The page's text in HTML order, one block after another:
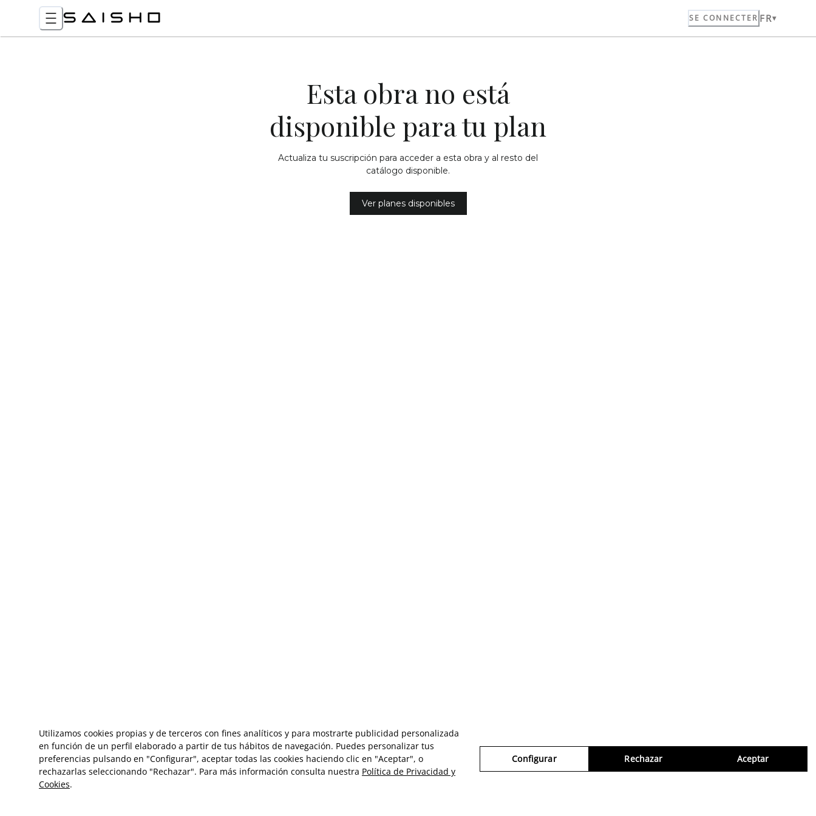
SE CONNECTER FR
Esta obra no está
disponible para tu plan
Actualiza tu suscripción para acceder a esta obra y al resto del
catálogo disponible.
Ver planes disponibles
Utilizamos cookies propias y de terceros con fines analíticos y para mostrarte publicidad personalizada
en función de un perfil elaborado a partir de tus hábitos de navegación. Puedes personalizar tus
preferencias pulsando en "Configurar", aceptar todas las cookies haciendo clic en "Aceptar", o
rechazarlas seleccionando "Rechazar". Para más información consulta nuestra Política de Privacidad y
Cookies.
Configurar Rechazar Aceptar